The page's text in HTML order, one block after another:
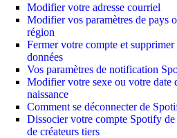
Modifier votre adresse courriel
Modifier vos paramètres de pays
région
Fermer votre compte et supprimer
données
Vos paramètres de notification
Modifier votre sexe ou votre date
naissance
Comment se déconnecter de
Dissocier votre compte Spotify de
de créateurs tiers